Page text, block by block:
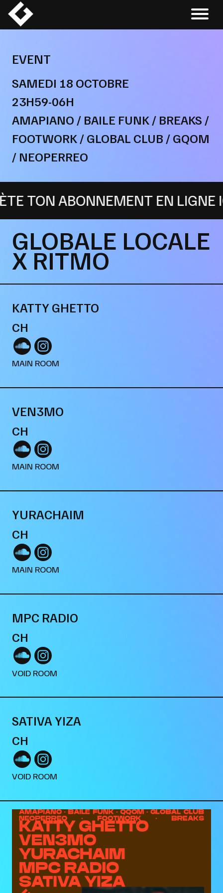
Skip
content
EVENT
SAMEDI 18 OCTOBRE
23H59-06H
AMAPIANO / BAILE FUNK / BREAKS /
FOOTWORK / GLOBAL CLUB / GQOM
/ NEOPERREO
ABONNEMENT EN LIGNE ICI !
GLOBALE LOCALE
X RITMO
KATTY GHETTO
CH
MAIN ROOM
VEN3MO
CH
MAIN ROOM
YURACHAIM
CH
MAIN ROOM
MPC RADIO
CH
VOID ROOM
SATIVA YIZA
CH
VOID ROOM